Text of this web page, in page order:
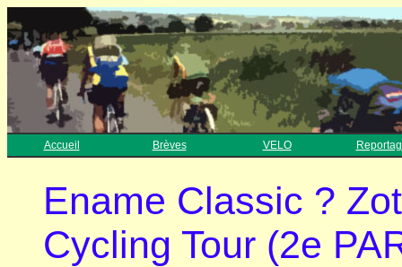
Accueil Brèves VELO
Ename Classic ?
Cycling Tour (2e